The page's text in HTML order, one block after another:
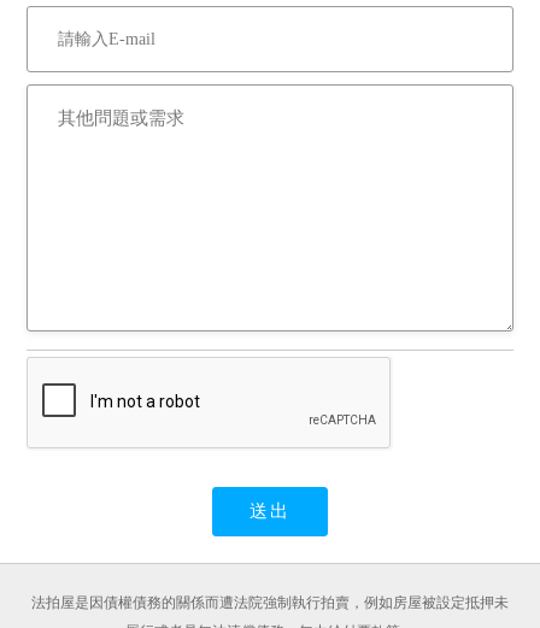
議價購？將來是否將被徵
明釐清，並應自行評估衡量
九、系爭建物是否仍有足以
影響交易之特殊情事（例
如：建物內前有非自然死亡
情事、海砂屋、輻射屋、地
情事並無相關之公開資訊可
法拍屋是因債權債務的關係而遭法院強制執行拍賣，例如房屋被設定抵押未